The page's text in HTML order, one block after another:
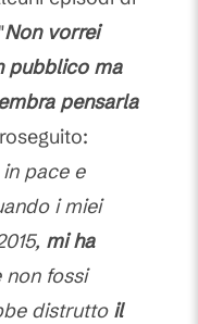
"Non vorrei
pubblico ma
pensarla
pace e
i miei
mi ha
fossi
distruttoil